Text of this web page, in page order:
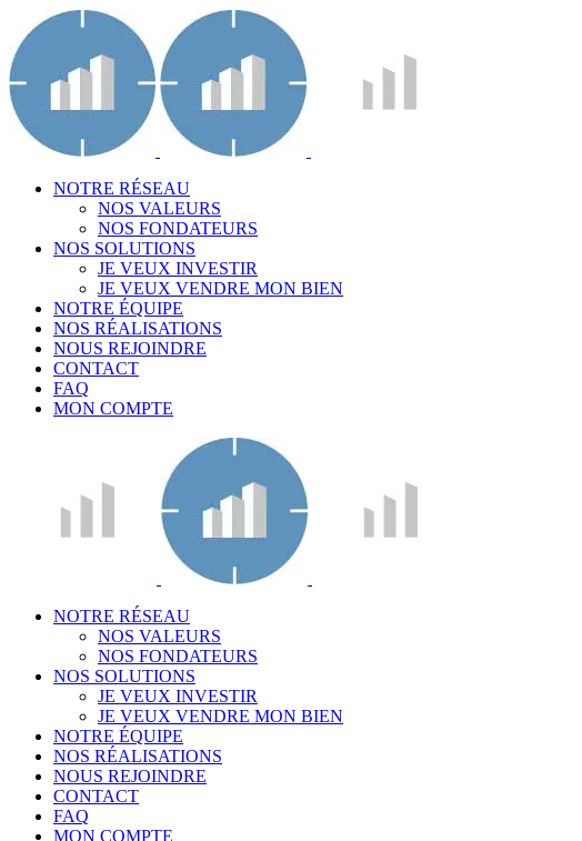
NOTRE RÉSEAU
NOS VALEURS
NOS FONDATEURS
NOS SOLUTIONS
JE VEUX INVESTIR
JE VEUX VENDRE MON BIEN
NOTRE ÉQUIPE
NOS RÉALISATIONS
NOUS REJOINDRE
CONTACT
FAQ
MON COMPTE
NOTRE RÉSEAU
NOS VALEURS
NOS FONDATEURS
NOS SOLUTIONS
JE VEUX INVESTIR
JE VEUX VENDRE MON BIEN
NOTRE ÉQUIPE
NOS RÉALISATIONS
NOUS REJOINDRE
CONTACT
FAQ
MON COMPTE